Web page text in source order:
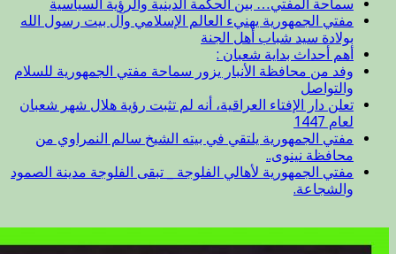
سماحة المفتي… بين الحكمة الدينية والرؤية السياسية
مفتي الجمهورية يهنيء العالم الإسلامي وآل بيت رسول الله
بولادة سيد شباب أهل الجنة
أهم أحداث بداية شعبان :
وفد من محافظة الأنبار يزور سماحة مفتي الجمهورية للسلام
والتواصل
تعلن دار الإفتاء العراقية، أنه لم تثبت رؤية هلال شهر شعبان
لعام 1447
مفتي الجمهورية يلتقي في بيته الشيخ سالم النمراوي من
محافظة نينوى..
مفتي الجمهورية لأهالي الفلوجة _ تبقى الفلوجة مدينة الصمود
والشجاعة.